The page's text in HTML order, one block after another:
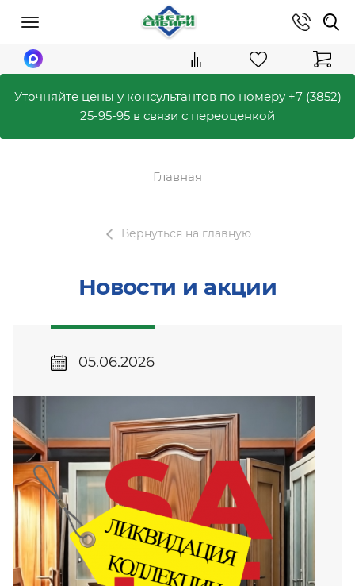
Уточняйте цены у консультантов по номеру +7 (3852)
25-95-95 в связи с переоценкой
Главная
Вернуться на главную
Новости и акции
05.06.2026